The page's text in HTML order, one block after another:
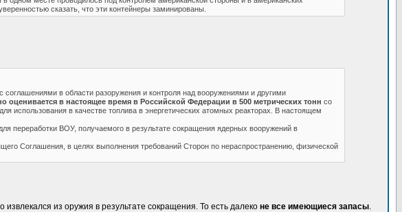
сказать, что эти контейнеры заминированы.
в области разоружения и контроля над вооружениями и другими
оценивается в настоящее время в Российской Федерации в 500 метрических тонн со
использования в качестве топлива в энергетических атомных реакторах. В настоящем
переработки ВОУ, получаемого в результате сокращения ядерных вооружений в
Соглашения, в целях выполнения требований Сторон по нераспространению, физической
из оружия в результате сокращения. То есть далеко не все имеющиеся запасы.